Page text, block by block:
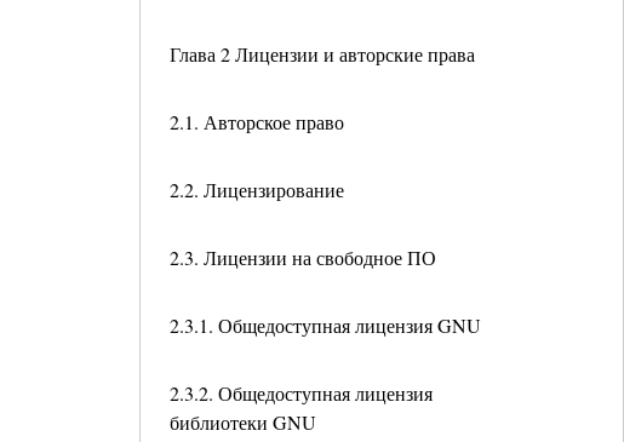
Глава 2 Лицензии и авторские права
2.1. Авторское право
2.2. Лицензирование
2.3. Лицензии на свободное ПО
2.3.1. Общедоступная лицензия GNU
2.3.2. Общедоступная лицензия
библиотеки GNU